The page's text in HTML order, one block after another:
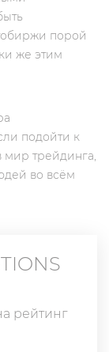
порой
же этим
подойти к
мир трейдинга,
во всём
рейтинг